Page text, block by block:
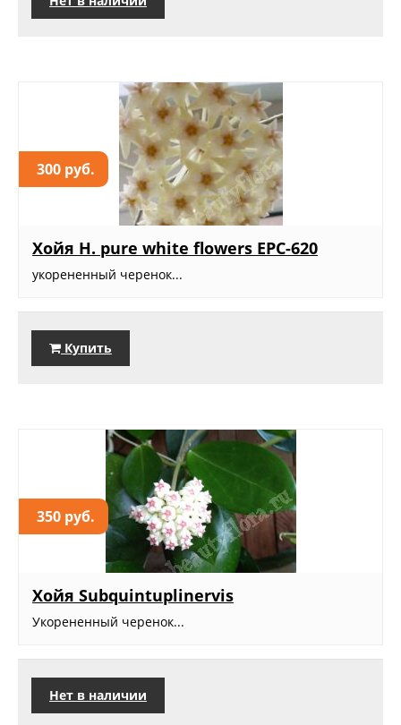
300 руб.
Хойя H. pure white flowers EPC-620
укорененный черенок...
Купить
350 руб.
Хойя Subquintuplinervis
Укорененный черенок...
Нет в наличии